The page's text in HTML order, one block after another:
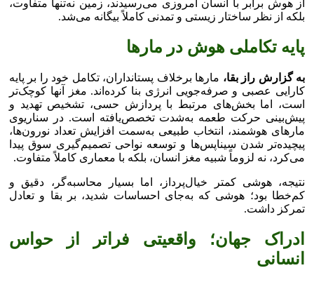
از هوش برابر با انسان امروزی می‌رسیدند، زمین نه‌تنها متفاوت،
بلکه از نظر ساختار زیستی و تمدنی کاملاً بیگانه می‌شد.
پایه تکاملی هوش در مار‌ها
به گزارش راز بقا، مار‌ها برخلاف پستانداران، تکامل خود را بر پایه
کارایی عصبی و صرفه‌جویی انرژی بنا کرده‌اند. مغز آنها کوچک‌تر
است، اما بخش‌های مرتبط با پردازش حسی، تشخیص تهدید و
پیش‌بینی حرکت طعمه به‌شدت تخصص‌یافته است. در سناریوی
مار‌های هوشمند، انتخاب طبیعی به‌سمت افزایش تعداد نورون‌ها،
پیچیده‌تر شدن سیناپس‌ها و توسعه نواحی تصمیم‌گیری سوق پیدا
می‌کرد، نه لزوماً شبیه مغز انسان، بلکه با معماری کاملاً متفاوت.
نتیجه، هوشی کمتر خیال‌پرداز، اما بسیار محاسبه‌گر، دقیق و
کم‌خطا بود؛ هوشی که به‌جای احساسات شدید، بر بقا و تعادل
تمرکز داشت.
ادراک جهان؛ واقعیتی فراتر از حواس
انسانی